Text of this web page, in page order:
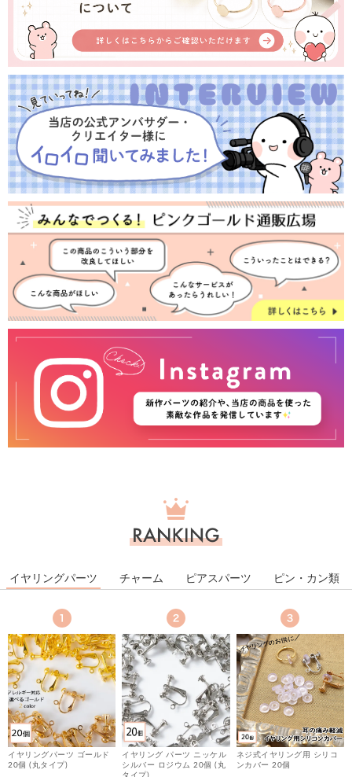
ラ
ン
イヤリングパーツ チャーム ピアスパーツ ピン・カン類
イヤリングパーツ ゴールド
20個 (丸タイプ)
イヤリング パーツ ニッケル
シルバー ロジウム 20個 (丸
タイプ)
ネジ式イヤリング用 シリコ
ンカバー 20個